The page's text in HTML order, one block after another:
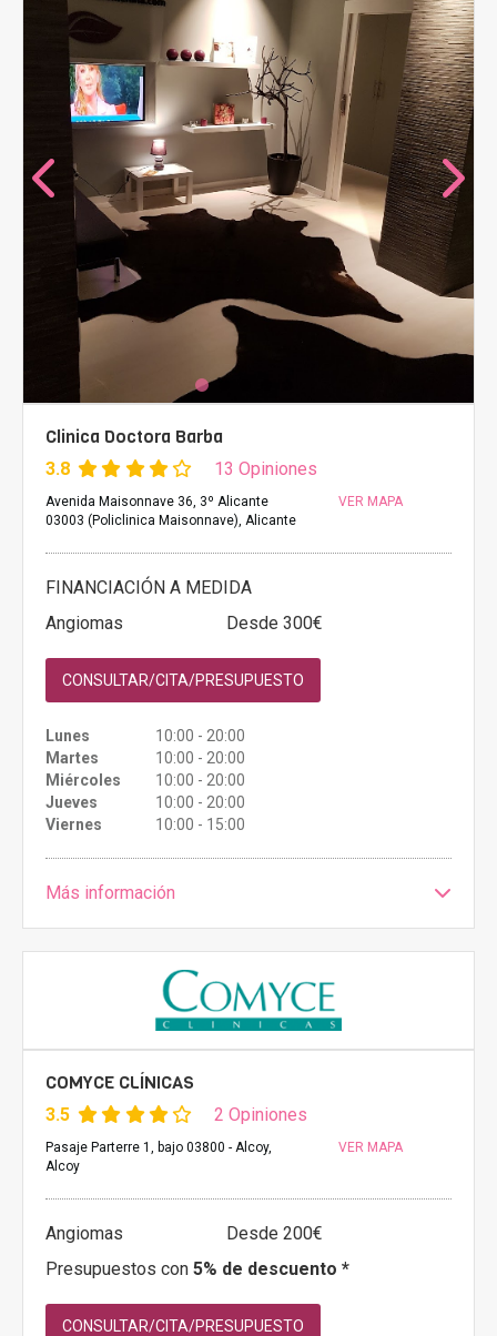
Clinica Doctora Barba
3.8 13 Opiniones
Avenida Maisonnave 36, 3º Alicante
03003 (Policlinica Maisonnave), Alicante
VER MAPA
FINANCIACIÓN A MEDIDA
Angiomas
Desde 300€
CONSULTAR/CITA/PRESUPUESTO
Lunes
10:00 - 20:00
Martes
10:00 - 20:00
Miércoles
10:00 - 20:00
Jueves
10:00 - 20:00
Viernes
10:00 - 15:00
Más información
COMYCE CLÍNICAS
3.5 2 Opiniones
Pasaje Parterre 1, bajo 03800 - Alcoy,
Alcoy
VER MAPA
Angiomas
Desde 200€
Presupuestos con 5% de descuento *
CONSULTAR/CITA/PRESUPUESTO